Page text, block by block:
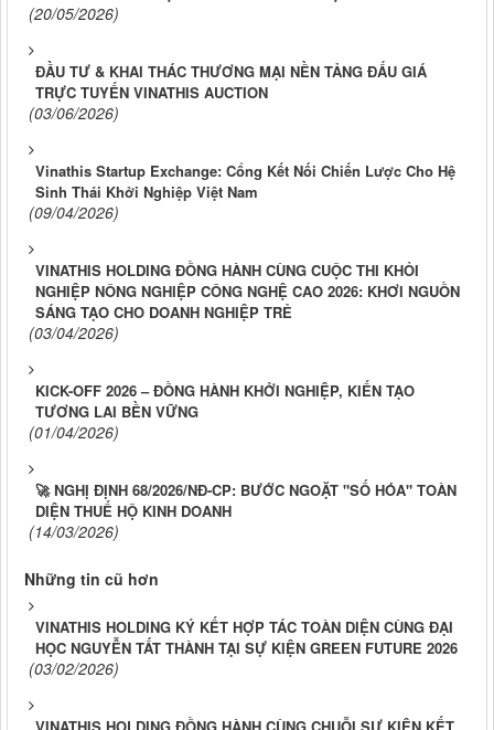
(20/05/2026)
ĐẦU TƯ & KHAI THÁC THƯƠNG MẠI NỀN TẢNG ĐẤU GIÁ
TRỰC TUYẾN VINATHIS AUCTION
(03/06/2026)
Vinathis Startup Exchange: Cổng Kết Nối Chiến Lược Cho Hệ
Sinh Thái Khởi Nghiệp Việt Nam
(09/04/2026)
VINATHIS HOLDING ĐỒNG HÀNH CÙNG CUỘC THI KHỎI
NGHIỆP NÔNG NGHIỆP CÔNG NGHỆ CAO 2026: KHƠI NGUỒN
SÁNG TẠO CHO DOANH NGHIỆP TRẺ
(03/04/2026)
KICK-OFF 2026 – ĐỒNG HÀNH KHỞI NGHIỆP, KIẾN TẠO
TƯƠNG LAI BỀN VỮNG
(01/04/2026)
🚀 NGHỊ ĐỊNH 68/2026/NĐ-CP: BƯỚC NGOẶT "SỐ HÓA" TOÀN
DIỆN THUẾ HỘ KINH DOANH
(14/03/2026)
Những tin cũ hơn
VINATHIS HOLDING KÝ KẾT HỢP TÁC TOÀN DIỆN CÙNG ĐẠI
HỌC NGUYỄN TẤT THÀNH TẠI SỰ KIỆN GREEN FUTURE 2026
(03/02/2026)